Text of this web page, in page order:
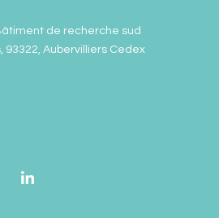
de recherche sud
93322, Aubervilliers Cedex